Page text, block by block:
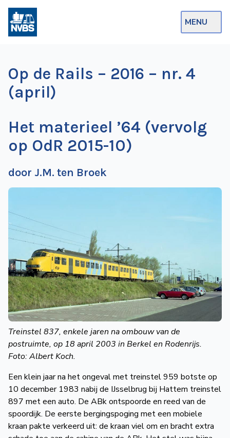
MENU
Op de Rails
NVBS Actueel
Afdelingen
Excursies
Actueel
Ons
aanbod
Over
de
NVBS
Wegwijzer
Mijn
NVBS
Op de Rails – 2016 – nr. 4
(april)
Het materieel ’64 (vervolg
op OdR 2015-10)
door J.M. ten Broek
Treinstel 837, enkele jaren na ombouw van de
postruimte, op 18 april 2003 in Berkel en Rodenrijs.
Foto: Albert Koch.
Een klein jaar na het ongeval met treinstel 959 botste op
10 december 1983 nabij de IJsselbrug bij Hattem treinstel
897 met een auto. De ABk ontspoorde en reed van de
spoordijk. De eerste bergingspoging met een mobiele
kraan pakte verkeerd uit: de kraan viel om en bracht extra